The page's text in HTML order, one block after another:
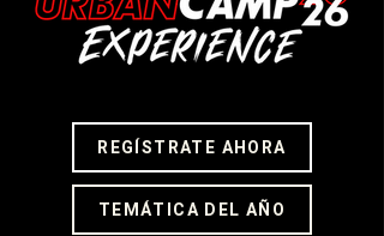
REGÍSTRATE AHORA
TEMÁTICA DEL AÑO